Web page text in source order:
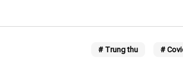
# Trung thu # Covid